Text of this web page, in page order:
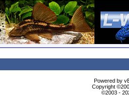
Powered by
Copyright
©2003 -